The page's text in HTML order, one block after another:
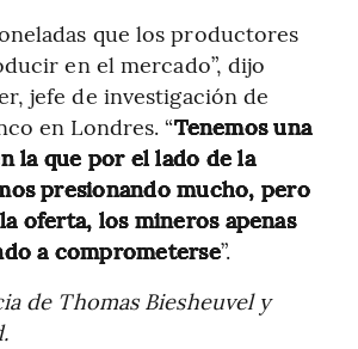
que los productores
en el mercado”, dijo
jefe de investigación de
en Londres. “Tenemos una
la que por el lado de la
presionando mucho, pero
oferta, los mineros apenas
a comprometerse”.
de Thomas Biesheuvel y